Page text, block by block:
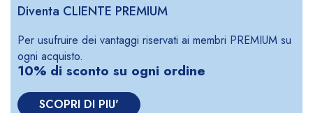
Diventa CLIENTE PREMIUM
Per usufruire dei vantaggi riservati ai membri PREMIUM su
ogni acquisto.
10% di sconto su ogni ordine
SCOPRI DI PIU'